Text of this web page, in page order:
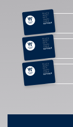
RELAX &
BEAUTY
AKTIV
GENUSS
FAMILIE
GUTSCHEIN
RELAX &
BEAUTY
AKTIV
GENUSS
FAMILIE
GUTSCHEIN
RELAX &
BEAUTY
AKTIV
GENUSS
FAMILIE
GUTSCHEIN